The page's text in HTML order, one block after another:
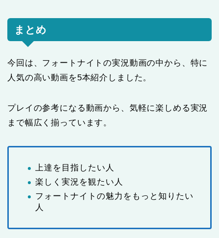
まとめ
今回は、フォートナイトの実況動画の中から、特に
人気の高い動画を5本紹介しました。
プレイの参考になる動画から、気軽に楽しめる実況
まで幅広く揃っています。
上達を目指したい人
楽しく実況を観たい人
フォートナイトの魅力をもっと知りたい
人